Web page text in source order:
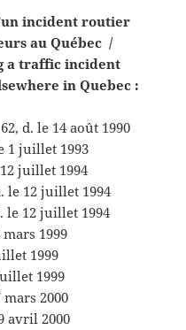
incident routier
au Québec /
a traffic incident
in Quebec :
d. le 14 août 1990
1 juillet 1993
juillet 1994
le 12 juillet 1994
le 12 juillet 1994
1999
1999
1999
2000
avril 2000